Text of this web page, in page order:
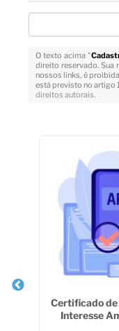
O texto acima "
direito reservado. Sua
nossos links, é
está previsto no artigo
direitos autorais.
Certificado de
Interesse